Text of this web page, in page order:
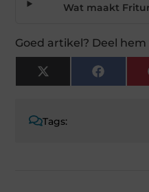
Wat maakt
Goed artikel? Deel hem
X
(Twitter)
Tags: